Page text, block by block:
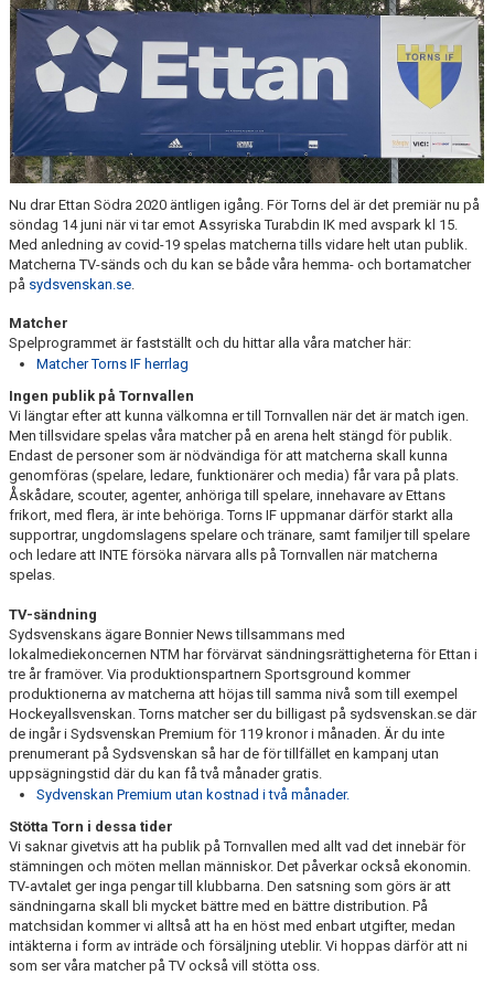
ÅRETS TORNARE
Nu drar Ettan Södra 2020 äntligen igång. För Torns del är det premiär nu på
söndag 14 juni när vi tar emot Assyriska Turabdin IK med avspark kl 15.
Med anledning av covid-19 spelas matcherna tills vidare helt utan publik.
Matcherna TV-sänds och du kan se både våra hemma- och bortamatcher
på sydsvenskan.se
Matcher
Spelprogrammet är fastställt och du hittar alla våra matcher här:
Matcher Torns IF herrlag
Ingen publik på Tornvallen
Vi längtar efter att kunna välkomna er till Tornvallen när det är match igen.
Men tillsvidare spelas våra matcher på en arena helt stängd för publik.
Endast de personer som är nödvändiga för att matcherna skall kunna
genomföras (spelare, ledare, funktionärer och media) får vara på plats.
Åskådare, scouter, agenter, anhöriga till spelare, innehavare av Ettans
frikort, med flera, är inte behöriga. Torns IF uppmanar därför starkt alla
supportrar, ungdomslagens spelare och tränare, samt familjer till spelare
och ledare att INTE försöka närvara alls på Tornvallen när matcherna
spelas.
TV-sändning
Sydsvenskans ägare Bonnier News tillsammans med
lokalmediekoncernen NTM har förvärvat sändningsrättigheterna för Ettan i
tre år framöver. Via produktionspartnern Sportsground kommer
produktionerna av matcherna att höjas till samma nivå som till exempel
Hockeyallsvenskan. Torns matcher ser du billigast på sydsvenskan.se där
de ingår i Sydsvenskan Premium för 119 kronor i månaden. Är du inte
prenumerant på Sydsvenskan så har de för tillfället en kampanj utan
uppsägningstid där du kan få två månader gratis.
Sydvenskan Premium utan kostnad i två månader.
Stötta Torn i dessa tider
Vi saknar givetvis att ha publik på Tornvallen med allt vad det innebär för
stämningen och möten mellan människor. Det påverkar också ekonomin.
TV-avtalet ger inga pengar till klubbarna. Den satsning som görs är att
sändningarna skall bli mycket bättre med en bättre distribution. På
matchsidan kommer vi alltså att ha en höst med enbart utgifter, medan
intäkterna i form av inträde och försäljning uteblir. Vi hoppas därför att ni
som ser våra matcher på TV också vill stötta oss.